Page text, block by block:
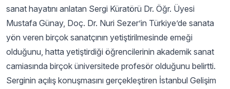
sanat hayatını anlatan Sergi Küratörü Dr. Öğr. Üyesi
Mustafa Günay, Doç. Dr. Nuri Sezer’in Türkiye’de sanata
yön veren birçok sanatçının yetiştirilmesinde emeği
olduğunu, hatta yetiştirdiği öğrencilerinin akademik sanat
camiasında birçok üniversitede profesör olduğunu belirtti.
Serginin açılış konuşmasını gerçekleştiren İstanbul Gelişim